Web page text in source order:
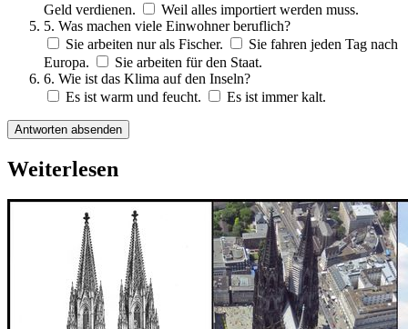
Geld verdienen.
Weil alles importiert werden muss.
5. Was machen viele Einwohner beruflich?
Sie arbeiten nur als Fischer.
Sie fahren jeden Tag nach
Europa.
Sie arbeiten für den Staat.
6. Wie ist das Klima auf den Inseln?
Es ist warm und feucht.
Es ist immer kalt.
Antworten absenden
Weiterlesen